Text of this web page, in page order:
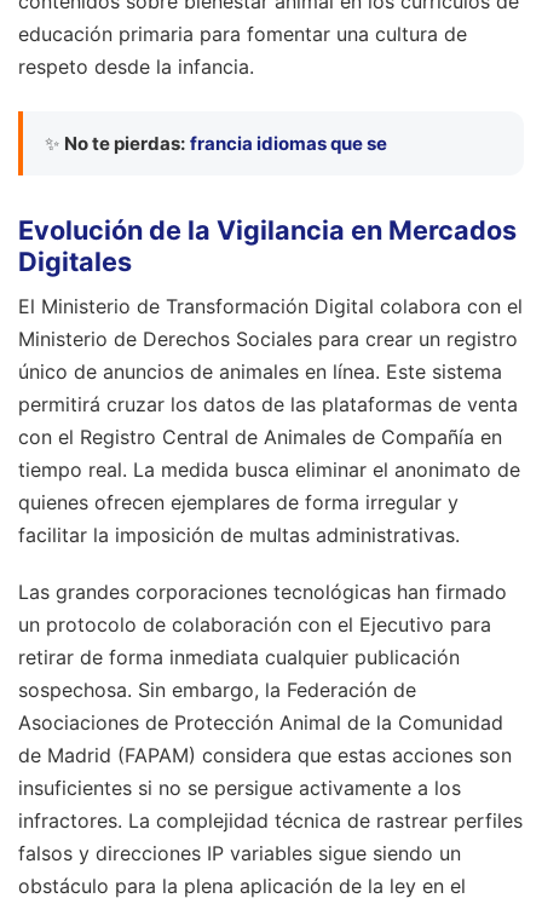
educación primaria para fomentar una cultura de
respeto desde la infancia.
✨ No te pierdas: francia idiomas que se
Evolución de la Vigilancia en Mercados
Digitales
El Ministerio de Transformación Digital colabora con el
Ministerio de Derechos Sociales para crear un registro
único de anuncios de animales en línea. Este sistema
permitirá cruzar los datos de las plataformas de venta
con el Registro Central de Animales de Compañía en
tiempo real. La medida busca eliminar el anonimato de
quienes ofrecen ejemplares de forma irregular y
facilitar la imposición de multas administrativas.
Las grandes corporaciones tecnológicas han firmado
un protocolo de colaboración con el Ejecutivo para
retirar de forma inmediata cualquier publicación
sospechosa. Sin embargo, la Federación de
Asociaciones de Protección Animal de la Comunidad
de Madrid (FAPAM) considera que estas acciones son
insuficientes si no se persigue activamente a los
infractores. La complejidad técnica de rastrear perfiles
falsos y direcciones IP variables sigue siendo un
obstáculo para la plena aplicación de la ley en el